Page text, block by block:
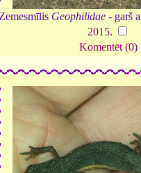
Zemesmīlis Geophilidae - garš
2015.
Komentēt (0)